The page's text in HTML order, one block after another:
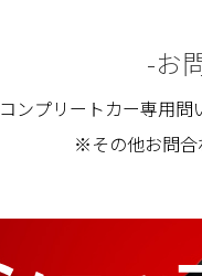
-お
コンプリートカー専用
※その他お問合